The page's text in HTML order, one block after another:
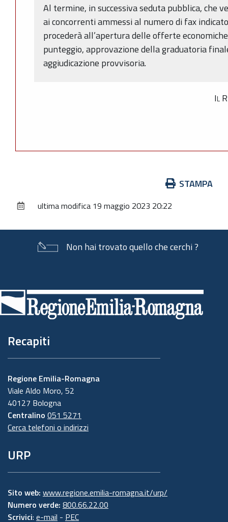
Al termine, in successiva seduta pubblica, che
ai concorrenti ammessi al numero di fax
procederà all’apertura delle offerte
punteggio, approvazione della graduatoria
aggiudicazione provvisoria.
Il
documento
STAMPA
ultima modifica 19 maggio 2023 20:22
Non hai trovato quello che cerchi ?
di
pagina
Recapiti
Regione Emilia-Romagna
Viale Aldo Moro, 52
40127 Bologna
Centralino 051 5271
Cerca telefoni o indirizzi
URP
Sito web: www.regione.emilia-romagna.it/urp/
Numero verde: 800.66.22.00
Scrivici: e-mail - PEC